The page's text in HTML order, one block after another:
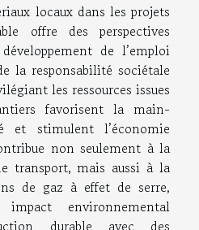
locaux dans les projets
offre des perspectives
de l’emploi
la responsabilité sociétale
les ressources issues
favorisent la main-
et stimulent l’économie
non seulement à la
transport, mais aussi à la
de gaz à effet de serre,
environnemental
durable avec des